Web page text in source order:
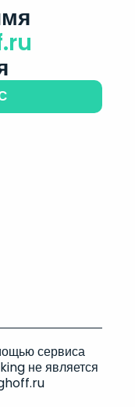
сервиса
не является